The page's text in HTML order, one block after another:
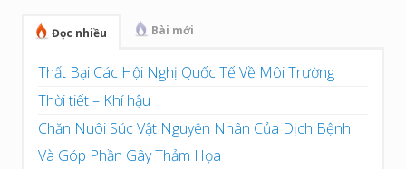
Đọc nhiều Bài mới
Thất Bại Các Hội Nghị Quốc Tế Về Môi Trường
Thời tiết – Khí hậu
Chăn Nuôi Súc Vật Nguyên Nhân Của Dịch Bệnh
Và Góp Phần Gây Thảm Họa